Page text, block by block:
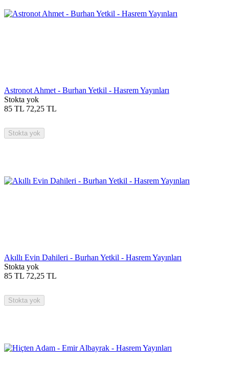
Astronot Ahmet - Burhan Yetkil - Hasrem Yayınları
Stokta yok
85 TL 72,25 TL
Stokta yok
Akıllı Evin Dahileri - Burhan Yetkil - Hasrem Yayınları
Stokta yok
85 TL 72,25 TL
Stokta yok